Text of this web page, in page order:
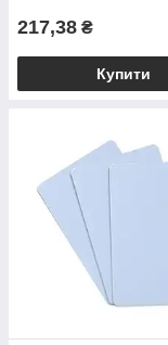
217,38 ₴
Купити